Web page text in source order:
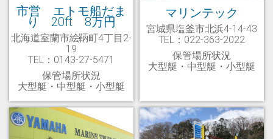
市営 エトモ船だま
り 20ft 8万円
北海道室蘭市絵鞆町4丁目2-
19
TEL：0143-27-5471
保管場所状況
大型艇・中型艇・小型艇
マリンテック
宮城県塩釜市北浜4-14-43
TEL：022-363-2022
保管場所状況
大型艇・中型艇・小型艇